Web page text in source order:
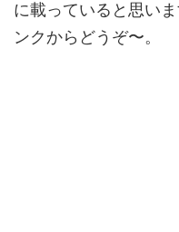
に載っていると思い
ンクからどうぞ〜。